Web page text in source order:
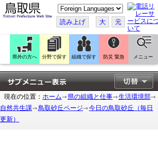
こ
の
ペ
ー
ジ
翻
訳
す
る
読み上げ 大 元
県外の方へ 分野で探す 組織で探す 防災 緊急 メニュー
現在の位置： ホーム 県の組織と仕事
生活環境部
自然共生課
鳥取砂丘ページ
今日の鳥取砂丘（毎日
更新）